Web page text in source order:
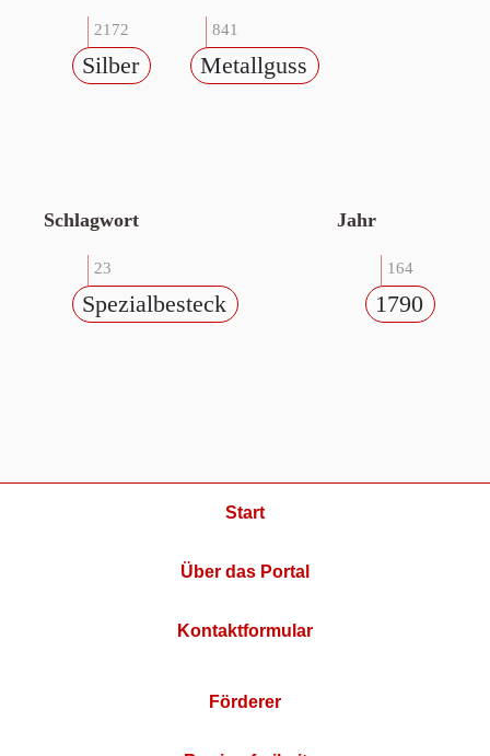
2172
Silber
841
Metallguss
Schlagwort
23
Spezialbesteck
Jahr
164
1790
Start
Über das Portal
Kontaktformular
Förderer